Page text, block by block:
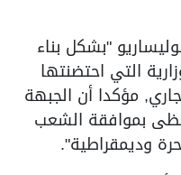
"بشكل بناء
التي احتضنتها
مؤكدا أن الجبهة
بموافقة الشعب
وديمقراطية".